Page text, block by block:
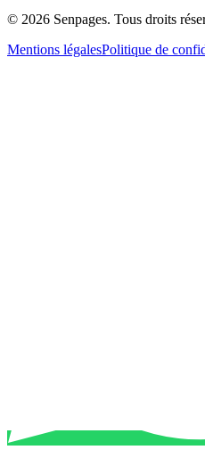
© 2026 Senpages. Tous droits
Mentions légalesPolitique de